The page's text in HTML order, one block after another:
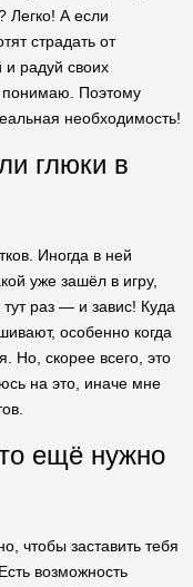
Легко! А если
страдать от
радуй своих
понимаю. Поэтому
необходимость!
глюки в
Иногда в ней
уже зашёл в игру,
раз — и завис! Куда
особенно когда
Но, скорее всего, это
на это, иначе мне
ещё нужно
чтобы заставить тебя
возможность